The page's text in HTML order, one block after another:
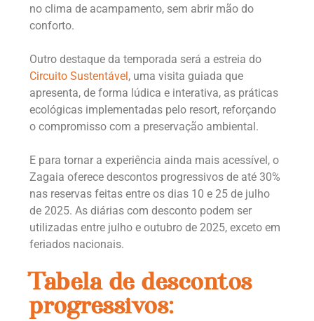
no clima de acampamento, sem abrir mão do
conforto.
Outro destaque da temporada será a estreia do
Circuito Sustentável, uma visita guiada que
apresenta, de forma lúdica e interativa, as práticas
ecológicas implementadas pelo resort, reforçando
o compromisso com a preservação ambiental.
E para tornar a experiência ainda mais acessível, o
Zagaia oferece descontos progressivos de até 30%
nas reservas feitas entre os dias 10 e 25 de julho
de 2025. As diárias com desconto podem ser
utilizadas entre julho e outubro de 2025, exceto em
feriados nacionais.
Tabela de descontos
progressivos: